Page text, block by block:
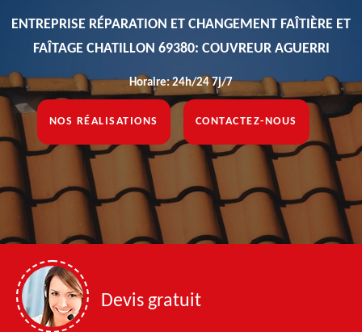
ENTREPRISE RÉPARATION ET CHANGEMENT FAÎTIÈRE ET
FAÎTAGE CHATILLON 69380: COUVREUR AGUERRI
Horaire: 24h/24 7j/7
NOS RÉALISATIONS CONTACTEZ-NOUS
Devis gratuit